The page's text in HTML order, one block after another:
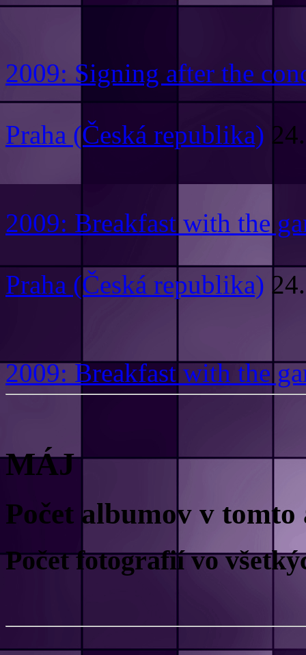
2009: Signing after the
Praha (Česká republika)
2009: Breakfast with the
Praha (Česká republika)
2009: Breakfast with the
MÁJ
Počet albumov v
Počet fotografií vo